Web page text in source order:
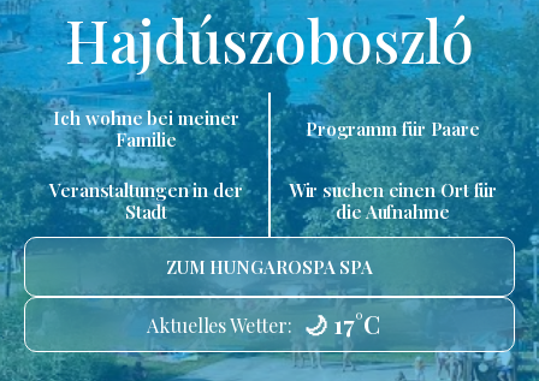
Hajdúszoboszló
Ich wohne bei meiner
Familie
Programm für Paare
Veranstaltungen in der
Stadt
Wir suchen einen Ort für
die Aufnahme
ZUM HUNGAROSPA SPA
Aktuelles Wetter: 🌙 17°C